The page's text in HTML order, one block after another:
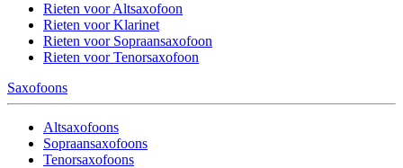
Rieten voor Altsaxofoon
Rieten voor Klarinet
Rieten voor Sopraansaxofoon
Rieten voor Tenorsaxofoon
Saxofoons
Altsaxofoons
Sopraansaxofoons
Tenorsaxofoons